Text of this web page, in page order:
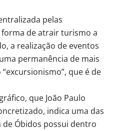
pelas
de atrair turismo a
a realização de eventos
permanência de mais
que é de
que João Paulo
indica uma das
de Óbidos possui dentro